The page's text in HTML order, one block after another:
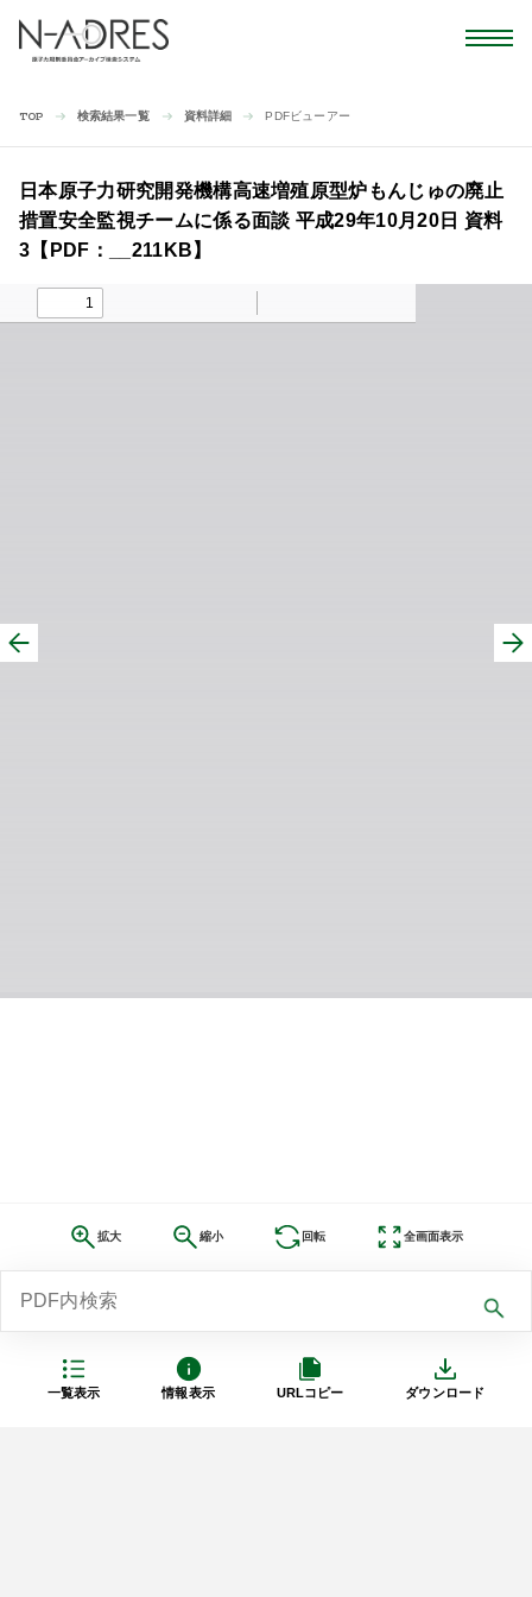
TOP 検索結果一覧 資料詳細 PDFビューアー
一覧表示 情報表示 URLコピー ダウンロード
日本原子力研究開発機構高速増殖原型炉もんじゅの廃止
措置安全監視チームに係る面談 平成29年10月20日 資料
3【PDF：__211KB】
拡大 縮小 回転 全画面表示